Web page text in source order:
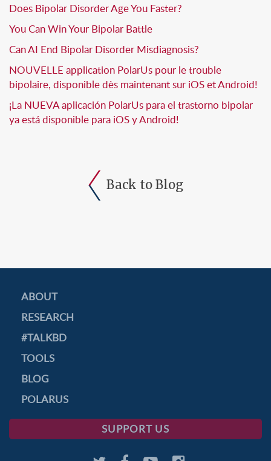
Does Bipolar Disorder Age You Faster?
You Can Win Your Bipolar Battle
Can AI End Bipolar Disorder Misdiagnosis?
NOUVELLE application PolarUs pour le trouble
bipolaire, disponible dès maintenant sur iOS et Android!
¡La NUEVA aplicación PolarUs para el trastorno bipolar
ya está disponible para iOS y Android!
Back to Blog
ABOUT
RESEARCH
#TALKBD
TOOLS
BLOG
POLARUS
SUPPORT US